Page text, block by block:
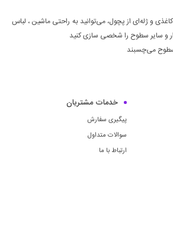
و ژله‌ای از پچول، می‌توانید به راحتی ماشين ، لباس
و سایر سطوح را شخصی سازی کنید
سطوح می‌چسبند
خدمات مشتریان
پیگیری سفارش
سوالات متداول
ارتباط با ما